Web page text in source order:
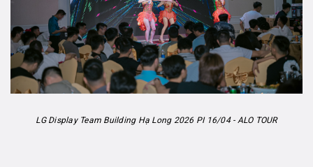
LG Display Team Building Hạ Long 2026 PI 16/04 - ALO TOUR